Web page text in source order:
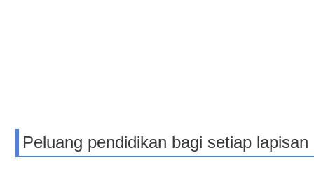
Peluang pendidikan bagi setiap